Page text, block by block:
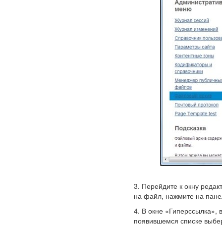
3. Перейдите к окну
на файл, нажмите на
4. В окне «Гиперссылка»,
появившемся списке